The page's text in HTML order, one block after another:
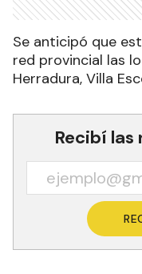
Se anticipó que
red provincial las
Herradura, Villa
Recibí